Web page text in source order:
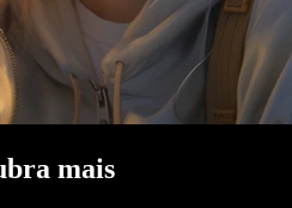
mais